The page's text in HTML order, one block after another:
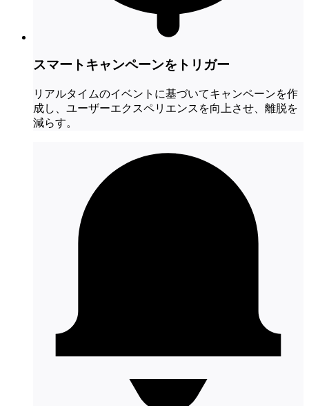
スマートキャンペーンをトリガー
リアルタイムのイベントに基づいてキャンペーンを作
成し、ユーザーエクスペリエンスを向上させ、離脱を
減らす。